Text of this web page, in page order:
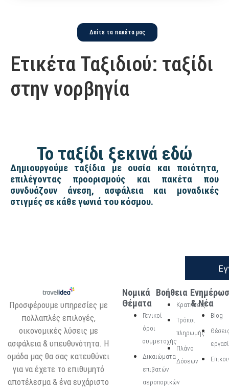
Δείτε τα πακέτα μας
Ετικέτα Ταξιδιού: ταξίδι
στην νορβηγία
Το ταξίδι ξεκινά εδώ
Δημιουργούμε ταξίδια με ουσία και ποιότητα,
επιλέγοντας προορισμούς και πακέτα που
συνδυάζουν άνεση, ασφάλεια και μοναδικές
στιγμές σε κάθε γωνιά του κόσμου.
Προσφέρουμε υπηρεσίες με
πολλαπλές επιλογές,
οικονομικές λύσεις με
ασφάλεια & υπευθυνότητα. Η
ομάδα μας θα σας κατευθύνει
για να έχετε το επιθυμητό
αποτέλεσμα & ένα ευχάριστο
Νομικά
Θέματα
Γενικοί
όροι
συμμετοχής
Δικαιώματα
επιβατών
αεροπορικών
Βοήθεια
Κρατήσεις
Τρόποι
πληρωμής
Πλάνο
Δόσεων
& Νέα
Blog